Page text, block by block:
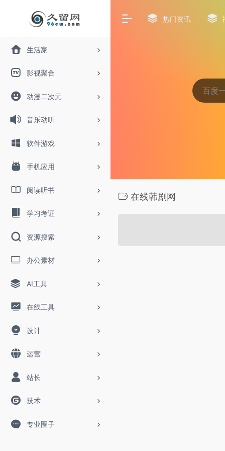
生活家
影视聚合
动漫二次元
音乐动听
软件游戏
手机应用
阅读听书
学习考证
资源搜索
办公素材
AI工具
在线工具
设计
运营
站长
技术
专业圈子
热门资讯
在线韩剧网